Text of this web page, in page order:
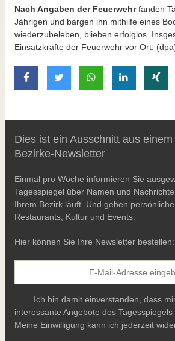
Nach Angaben der Feuerwehrfanden
Jährigen und bargen ihn mithilfe eines
wiederzubeleben, blieben erfolglos.
Einsatzkräfte der Feuerwehr vor Ort.
auf Facebook teilen
auf Twitter teilen
mit Whatsapp
auf
Dies ist ein Ausschnitt aus
Bezirke-Newsletter
Einmal pro Woche informieren Sie
Tagesspiegel über Namen und
Ihrem Bezirk läuft. Und geben
Restaurants, Kultur und Events.
Hier können Sie Ihre Newsletter bestellen:
Ich bin damit einverstanden, dass
interessante Angebote des
Meine Einwilligung kann ich jederzeit